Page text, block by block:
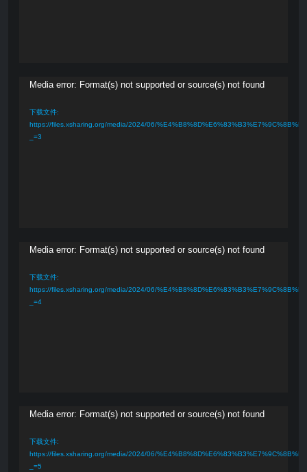
Media error: Format(s) not supported or source(s) not found
下载文件:
https://files.xsharing.org/media/2024/06/
_=3
Media error: Format(s) not supported or source(s) not found
下载文件:
https://files.xsharing.org/media/2024/06/
_=4
Media error: Format(s) not supported or source(s) not found
下载文件:
https://files.xsharing.org/media/2024/06/
_=5